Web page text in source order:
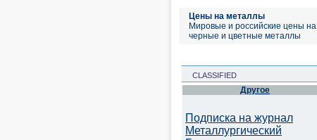
Цены на металлы
Мировые и российские цены на
черные и цветные металлы
CLASSIFIED
Другое
Подписка на журнал
Металлургический